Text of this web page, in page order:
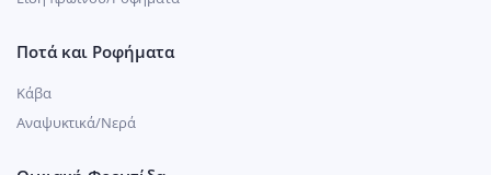
Ποτά και Ροφήματα
Κάβα
Αναψυκτικά/Νερά